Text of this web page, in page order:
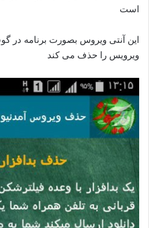
است
این آنتی ویروس بصورت برنامه در
ویرویس را حذف می کند